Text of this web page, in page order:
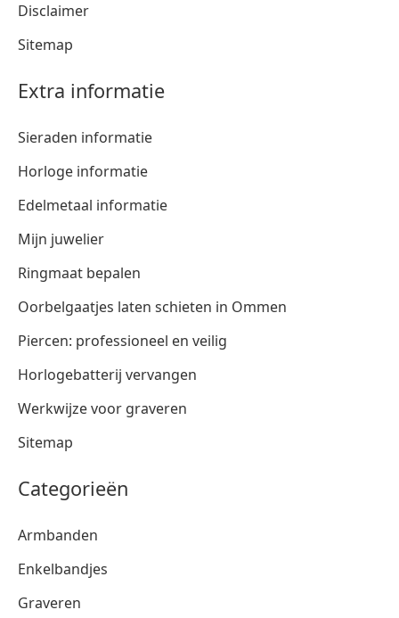
Disclaimer
Sitemap
Extra informatie
Sieraden informatie
Horloge informatie
Edelmetaal informatie
Mijn juwelier
Ringmaat bepalen
Oorbelgaatjes laten schieten in Ommen
Piercen: professioneel en veilig
Horlogebatterij vervangen
Werkwijze voor graveren
Sitemap
Categorieën
Armbanden
Enkelbandjes
Graveren